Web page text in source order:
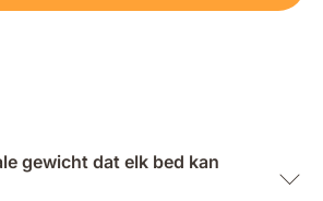
gewicht dat elk bed kan